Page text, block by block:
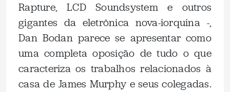
Rapture, LCD Soundsystem e outros
gigantes da eletrônica nova-iorquina -,
Dan Bodan parece se apresentar como
uma completa oposição de tudo o que
caracteriza os trabalhos relacionados à
casa de James Murphy e seus colegadas.